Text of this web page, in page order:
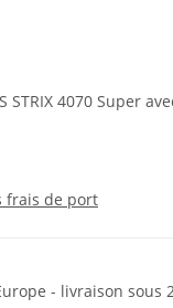
4070 Super
frais de port
- livraison sous